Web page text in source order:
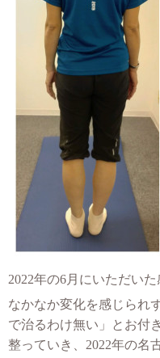
2022年の6月にいただいた
なかなか変化を感じられ
で治るわけ無い」とお付
整っていき、2022年の名